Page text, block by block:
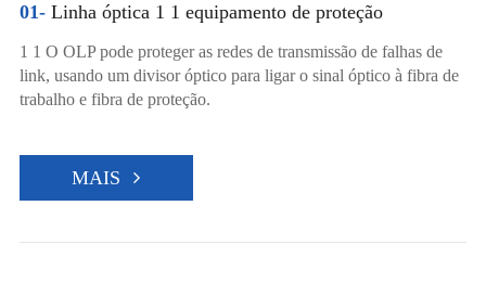
01-Linha óptica 1 1 equipamento de proteção
1 1 O OLP pode proteger as redes de transmissão de falhas de
link, usando um divisor óptico para ligar o sinal óptico à fibra de
trabalho e fibra de proteção.
MAIS